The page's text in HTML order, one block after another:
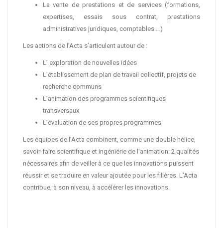
La vente de prestations et de services (formations,
expertises, essais sous contrat, prestations
administratives juridiques, comptables …)
Les actions de l’Acta s’articulent autour de :
L’ exploration de nouvelles idées
L'établissement de plan de travail collectif, projets de
recherche communs
L’animation des programmes scientifiques
transversaux
L’évaluation de ses propres programmes
Les équipes de l’Acta combinent, comme une double hélice,
savoir-faire scientifique et ingéniérie de l’animation: 2 qualités
nécessaires afin de veiller à ce que les innovations puissent
réussir et se traduire en valeur ajoutée pour les filières. L’Acta
contribue, à son niveau, à accélérer les innovations.